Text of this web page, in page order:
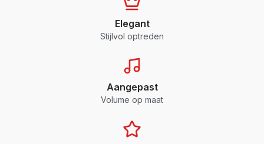
Elegant
Stijlvol optreden
Aangepast
Volume op maat